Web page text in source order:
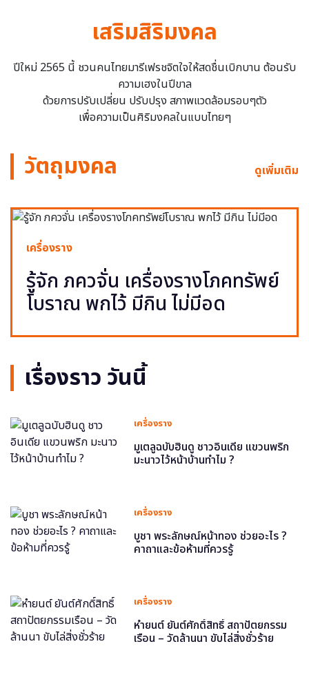
เสริมสิริมงคล
ปีใหม่ 2565 นี้ ชวนคนไทยมารีเฟรชจิตใจให้สดชื่นเบิกบาน ต้อนรับ
ความเฮงในปีขาล
ด้วยการปรับเปลี่ยน ปรับปรุง สภาพแวดล้อมรอบๆตัว
เพื่อความเป็นศิริมงคลในแบบไทยๆ
วัตถุมงคล ดูเพิ่มเติม
เครื่องราง
รู้จัก ภควจั่น เครื่องรางโภคทรัพย์
โบราณ พกไว้ มีกิน ไม่มีอด
เรื่องราว วันนี้
เครื่องราง
มูเตลูฉบับฮินดู ชาวอินเดีย แขวนพริก
มะนาวไว้หน้าบ้านทำไม ?
เครื่องราง
บูชา พระลักษณ์หน้าทอง ช่วยอะไร ?
คาถาและข้อห้ามที่ควรรู้
เครื่องราง
หำยนต์ ยันต์ศักดิ์สิทธิ์ สถาปัตยกรรม
เรือน – วัดล้านนา ขับไล่สิ่งชั่วร้าย